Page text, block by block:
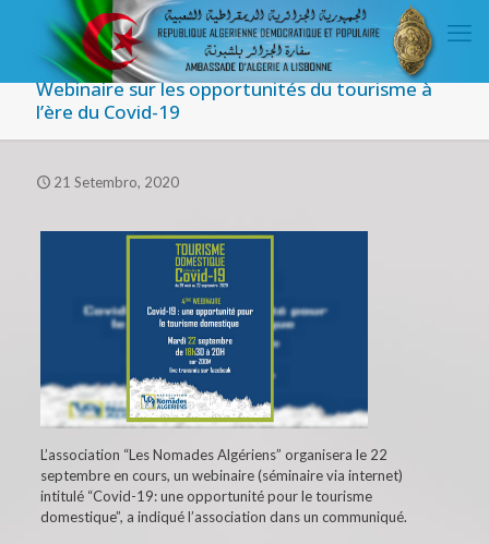
Webinaire sur les opportunités du tourisme à
l’ère du Covid-19
21 Setembro, 2020
L’association “Les Nomades Algériens” organisera le 22
septembre en cours, un webinaire (séminaire via internet)
intitulé “Covid-19: une opportunité pour le tourisme
domestique”, a indiqué l’association dans un communiqué.